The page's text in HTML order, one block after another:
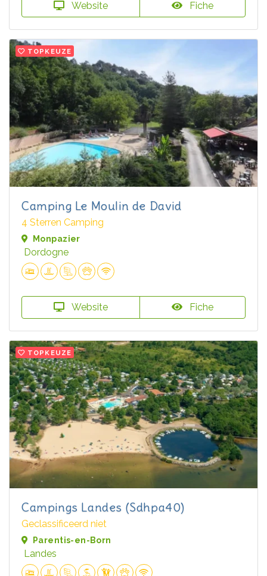
Website Fiche
TOPKEUZE
Camping Le Moulin de David
4 Sterren Camping
Monpazier
Dordogne
Website Fiche
TOPKEUZE
Campings Landes (Sdhpa40)
Geclassificeerd niet
Parentis-en-Born
Landes